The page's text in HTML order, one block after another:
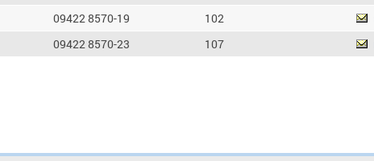
09422 8570-19 102
09422 8570-23 107